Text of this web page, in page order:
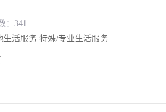
：341
生活服务 特殊/专业生活服务